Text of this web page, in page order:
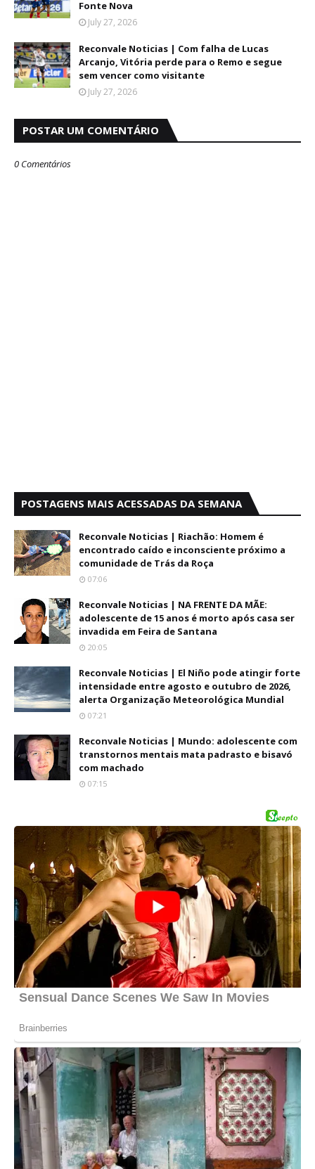
Fonte Nova
July 27, 2026
Reconvale Noticias | Com falha de Lucas
Arcanjo, Vitória perde para o Remo e segue
sem vencer como visitante
July 27, 2026
POSTAR UM COMENTÁRIO
0 Comentários
POSTAGENS MAIS ACESSADAS DA SEMANA
Reconvale Noticias | Riachão: Homem é
encontrado caído e inconsciente próximo a
comunidade de Trás da Roça
07:06
Reconvale Noticias | NA FRENTE DA MÃE:
adolescente de 15 anos é morto após casa ser
invadida em Feira de Santana
20:05
Reconvale Noticias | El Niño pode atingir forte
intensidade entre agosto e outubro de 2026,
alerta Organização Meteorológica Mundial
07:21
Reconvale Noticias | Mundo: adolescente com
transtornos mentais mata padrasto e bisavó
com machado
07:15